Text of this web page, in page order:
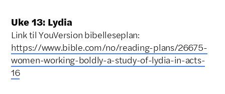
Uke 13: Lydia
Link til YouVersion bibelleseplan:
https://www.bible.com/no/reading-plans/26675-
women-working-boldly-a-study-of-lydia-in-acts-
16